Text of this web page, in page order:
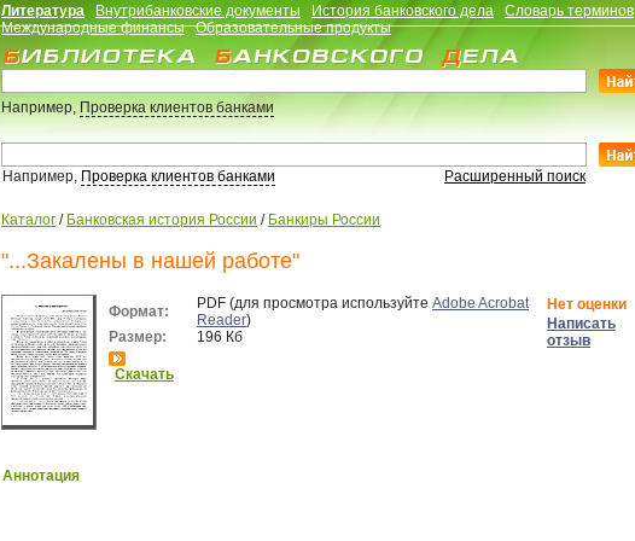
Литература Внутрибанковские документы История банковского дела
Словарь терминов
Международные финансы
Образовательные продукты
Например,Проверка клиентов банками
Например, Проверка клиентов банками Расширенный поиск
Каталог / Банковская история России / Банкиры России
"...Закалены в нашей работе"
Формат: PDF (для просмотра используйте Adobe Acrobat
Reader)
Размер:
196 Кб
Скачать
Нет оценки
Написать
отзыв
Аннотация